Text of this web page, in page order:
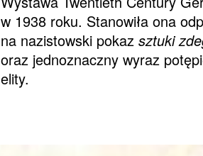
w 1938 roku. Stanowiła ona
na nazistowski pokaz sztuki
oraz jednoznaczny wyraz
elity.